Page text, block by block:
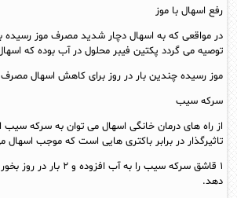
رفع اسهال با موز
در مواقعی که به اسهال دچار شدید مصرف موز رسیده
توصیه می گردد پکتین فیبر محلول در آب بوده که
موز رسیده چندین بار در روز برای کاهش اسهال
سرکه سیب
از راه های درمان خانگی اسهال می توان به سرکه سیب
تاثیرگذار در برابر باکتری هایی است که موجب اسهال
۱ قاشق سرکه سیب را به آب
دهد.